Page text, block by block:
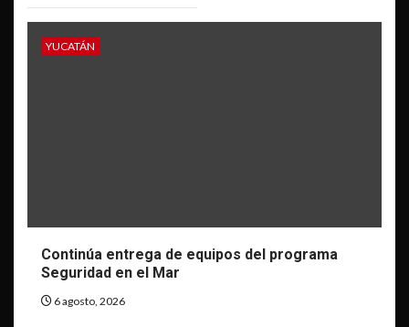
YUCATÁN
Continúa entrega de equipos del programa
Seguridad en el Mar
6 agosto, 2026